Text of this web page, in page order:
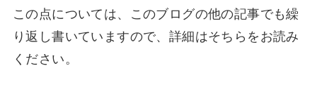
この点については、このブログの他の記事でも繰
り返し書いていますので、詳細はそちらをお読み
ください。